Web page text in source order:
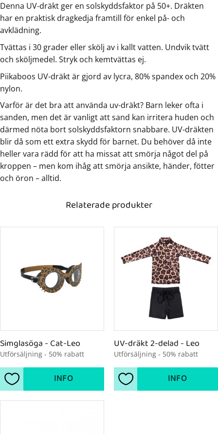
Denna UV-dräkt ger en solskyddsfaktor på 50+. Dräkten
har en praktisk dragkedja framtill för enkel på- och
avklädning.
Tvättas i 30 grader eller skölj av i kallt vatten. Undvik tvätt
och sköljmedel. Stryk och kemtvättas ej.
Piikaboos UV-dräkt är gjord av lycra, 80% spandex och 20%
nylon.
Varför är det bra att använda uv-dräkt? Barn leker ofta i
sanden, men det är vanligt att sand kan irritera huden och
därmed nöta bort solskyddsfaktorn snabbare. UV-dräkten
blir då som ett extra skydd för barnet. Du behöver då inte
heller vara rädd för att ha missat att smörja något del på
kroppen – men kom ihåg att smörja ansikte, händer, fötter
och öron – alltid.
Relaterade produkter
Simglasöga - Cat-Leo
Utförsäljning - 50% rabatt
Lägg till i favoriter
INFO
UV-dräkt 2-delad - Leo
Utförsäljning - 50% rabatt
Lägg till i favoriter
INFO